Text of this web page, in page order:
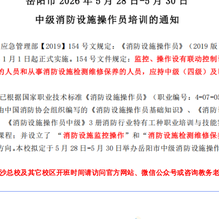
总校及其它校区开班时间请访问官方网站、微信公众号或咨询教务